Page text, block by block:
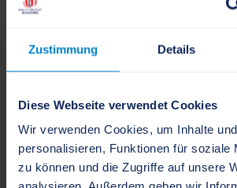
Zustimmung Details
Diese Webseite verwendet Cookies
Wir verwenden Cookies, um Inhalte
personalisieren, Funktionen für soziale
zu können und die Zugriffe auf unsere
Beschreibung
Zuständigkeit
Rechtsgrundlage
verwandte Vorgänge